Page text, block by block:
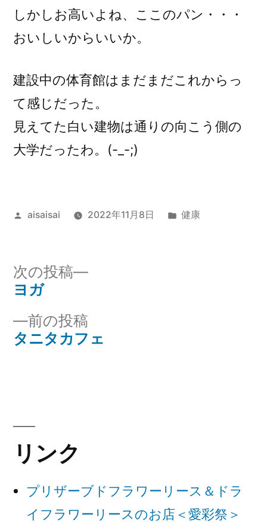
しかしお高いよね、ここのパン・・・
おいしいからいいか。
建設中の体育館はまだまだこれからっ
て感じだった。
見えてた白い建物は通りの向こう側の
大学だったわ。(-_-;)
投
aisaisai 2022年11月8日
カ
健康
投
稿
ナ
ー
シ
ョ
前の投稿
の
タニタカフェ
次の投稿
次
ヨガ
リンク
プリザーブドフラワーリース＆ドラ
イフラワーリースのお店＜愛彩祭＞